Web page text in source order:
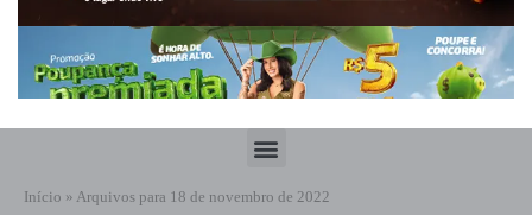
Início » Arquivos para 18 de novembro de 2022